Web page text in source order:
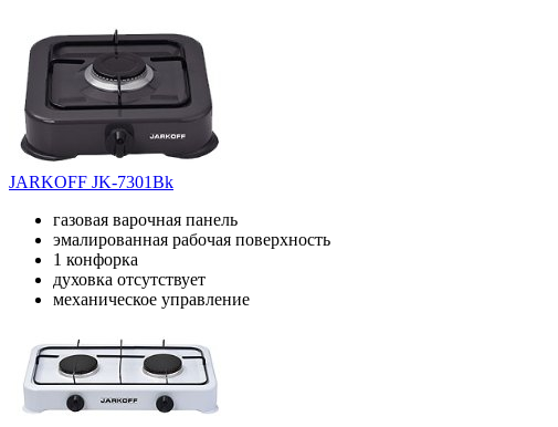
JARKOFF JK-7301Bk
газовая варочная панель
эмалированная рабочая поверхность
1 конфорка
духовка отсутствует
механическое управление